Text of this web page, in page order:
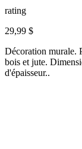
rating
29,99 $
Décoration murale.
bois et jute.
d'épaisseur..